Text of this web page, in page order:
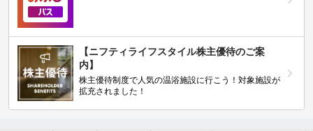
【ニフティライフスタイル株主優待のご案
内】
株主優待制度で人気の温浴施設に行こう！対象施設が
拡充されました！